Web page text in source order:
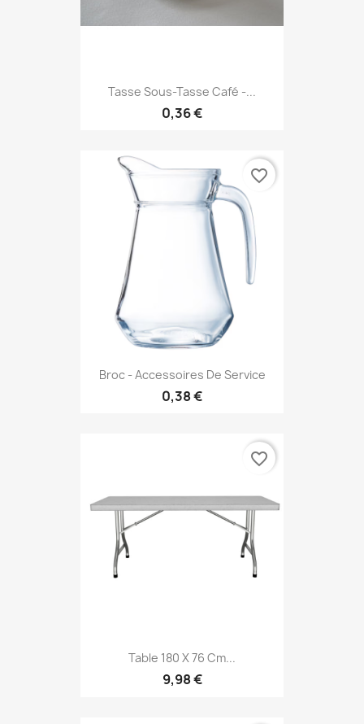
Tasse Sous-Tasse Café -...
0,36 €
Broc - Accessoires De Service
0,38 €
favorite_border
Table 180 X 76 Cm...
9,98 €
favorite_border